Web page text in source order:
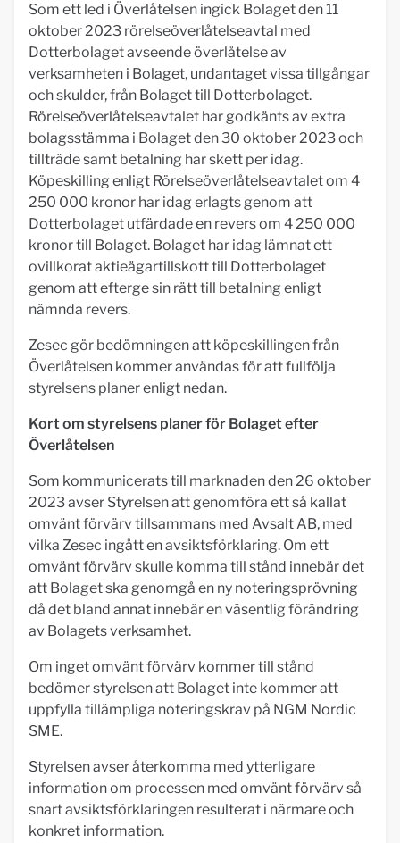
Som ett led i Överlåtelsen ingick Bolaget den 11
oktober 2023 rörelseöverlåtelseavtal med
Dotterbolaget avseende överlåtelse av
verksamheten i Bolaget, undantaget vissa tillgångar
och skulder, från Bolaget till Dotterbolaget.
Rörelseöverlåtelseavtalet har godkänts av extra
bolagsstämma i Bolaget den 30 oktober 2023 och
tillträde samt betalning har skett per idag.
Köpeskilling enligt Rörelseöverlåtelseavtalet om 4
250 000 kronor har idag erlagts genom att
Dotterbolaget utfärdade en revers om 4 250 000
kronor till Bolaget. Bolaget har idag lämnat ett
ovillkorat aktieägartillskott till Dotterbolaget
genom att efterge sin rätt till betalning enligt
nämnda revers.
Zesec gör bedömningen att köpeskillingen från
Överlåtelsen kommer användas för att fullfölja
styrelsens planer enligt nedan.
Kort om styrelsens planer för Bolaget efter
Överlåtelsen
Som kommunicerats till marknaden den 26 oktober
2023 avser Styrelsen att genomföra ett så kallat
omvänt förvärv tillsammans med Avsalt AB, med
vilka Zesec ingått en avsiktsförklaring. Om ett
omvänt förvärv skulle komma till stånd innebär det
att Bolaget ska genomgå en ny noteringsprövning
då det bland annat innebär en väsentlig förändring
av Bolagets verksamhet.
Om inget omvänt förvärv kommer till stånd
bedömer styrelsen att Bolaget inte kommer att
uppfylla tillämpliga noteringskrav på NGM Nordic
SME.
Styrelsen avser återkomma med ytterligare
information om processen med omvänt förvärv så
snart avsiktsförklaringen resulterat i närmare och
konkret information.